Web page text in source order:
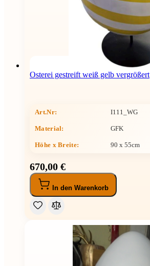
Osterei gestreift weiß gelb vergrößert
Art.Nr: I111_WG
Material: GFK
Höhe x Breite: 90 x 55cm
670,00 €
In den Warenkorb